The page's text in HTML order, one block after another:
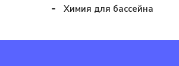
Химия для бассейна